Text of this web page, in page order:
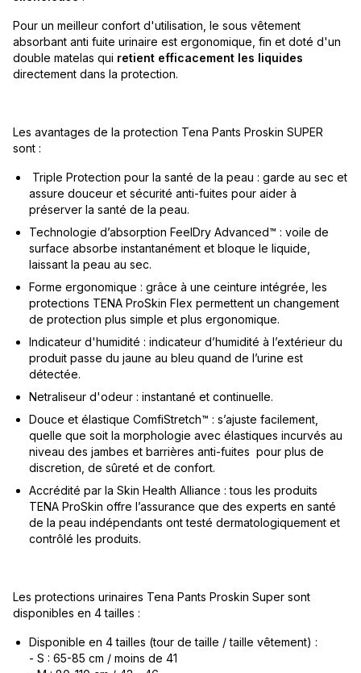
Pour un meilleur confort d'utilisation, le sous vêtement
absorbant anti fuite urinaire est ergonomique, fin et doté d'un
double matelas qui retient efficacement les liquides
directement dans la protection.
Les avantages de la protection Tena Pants Proskin SUPER
sont :
Triple Protection pour la santé de la peau : garde au sec et
assure douceur et sécurité anti-fuites pour aider à
préserver la santé de la peau.
Technologie d’absorption FeelDry Advanced™ : voile de
surface absorbe instantanément et bloque le liquide,
laissant la peau au sec.
Forme ergonomique : grâce à une ceinture intégrée, les
protections TENA ProSkin Flex permettent un changement
de protection plus simple et plus ergonomique.
Indicateur d'humidité : indicateur d’humidité à l’extérieur du
produit passe du jaune au bleu quand de l’urine est
détectée.
Netraliseur d'odeur : instantané et continuelle.
Douce et élastique ComfiStretch™ : s’ajuste facilement,
quelle que soit la morphologie avec élastiques incurvés au
niveau des jambes et barrières anti-fuites pour plus de
discretion, de sûreté et de confort.
Accrédité par la Skin Health Alliance : tous les produits
TENA ProSkin offre l’assurance que des experts en santé
de la peau indépendants ont testé dermatologiquement et
contrôlé les produits.
Les protections urinaires Tena Pants Proskin Super sont
disponibles en 4 tailles :
Disponible en 4 tailles (tour de taille / taille vêtement) :
- S : 65-85 cm / moins de 41